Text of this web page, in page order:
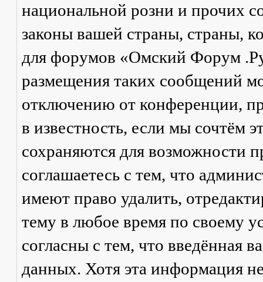
национальной розни и прочих
законы вашей страны, страны,
для форумов «Омский Форум
размещения таких сообщений
отключению от конференции,
в известность, если мы сочтём
сохраняются для возможности
соглашаетесь с тем, что
имеют право удалить,
тему в любое время по своему
согласны с тем, что введённая
данных. Хотя эта информация